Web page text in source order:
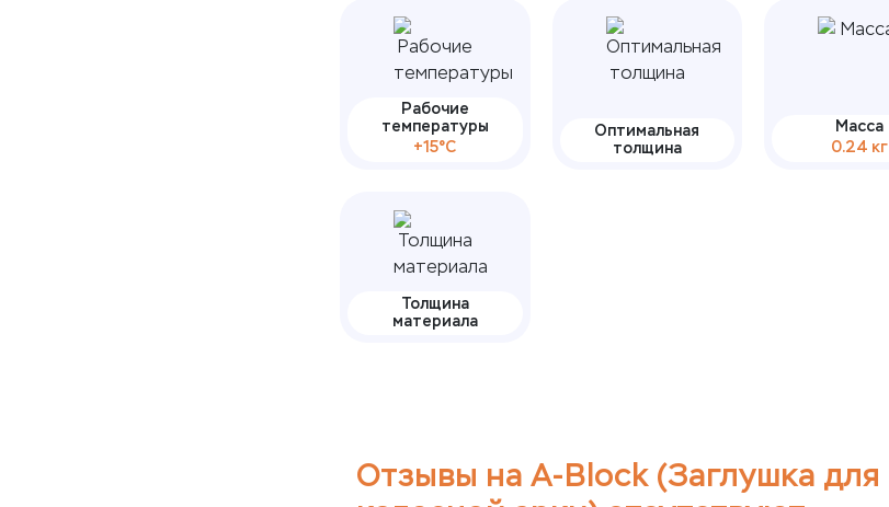
Рабочие
температуры
+15°С
Оптимальная
толщина
Масса
0.24 кг
Толщина
материала
Отзывы на А-Block (Заглушка для